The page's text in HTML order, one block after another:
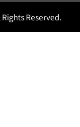
Reserved.